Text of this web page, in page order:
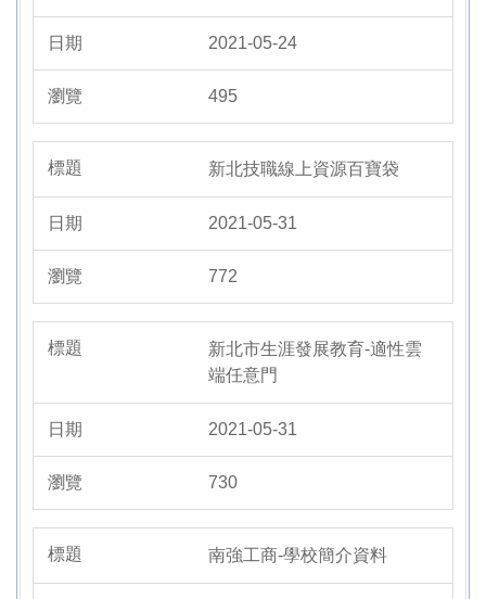
2021-05-24
495
新北技職線上資源百寶袋
2021-05-31
772
新北市生涯發展教育-適性雲
端任意門
2021-05-31
730
南強工商-學校簡介資料